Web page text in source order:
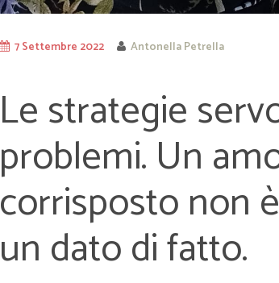
7 Settembre 2022 Antonella Petrella
Le strategie
problemi. Un
corrisposto non
un dato di fatto.